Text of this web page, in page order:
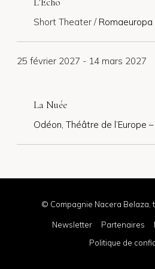
Short Theater /
25 février 2027 - 14 mars 2027
La Nuée
Odéon, Théâtre de l’Europe
© Compagnie Nacera Belaza,
Newsletter Partenaires
Politique de